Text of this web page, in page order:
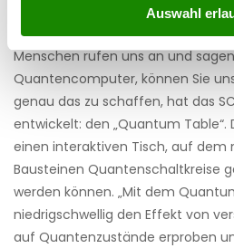
Auswahl
erzählt von hoher Neugier
bekommen derzeit viele
Menschen rufen uns an und
Quantencomputer, können Sie uns
genau das zu schaffen, hat das
entwickelt: den „Quantum
einen interaktiven Tisch, auf dem
Bausteinen ­Quantenschaltkreise
werden können. „Mit dem
niedrigschwellig den Effekt von
auf Quantenzustände erproben